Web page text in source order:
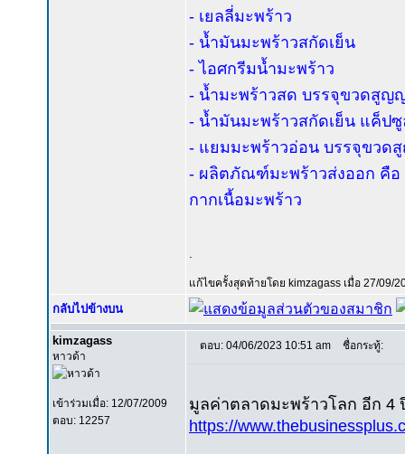
- เยลลี่มะพร้าว
- น้ำมันมะพร้าวสกัดเย็น
- ไอศกรีมน้ำมะพร้าว
- น้ำมะพร้าวสด บรรจุขวดสูญ
- น้ำมันมะพร้าวสกัดเย็น แค็ป
- แยมมะพร้าวอ่อน บรรจุขวด
- ผลิตภัณฑ์มะพร้าวส่งออก คือ
กากเนื้อมะพร้าว
แก้ไขครั้งสุดท้ายโดย kimzagass เมื่อ 27/09/
กลับไปข้างบน
kimzagass
หาวด้า
เข้าร่วมเมื่อ: 12/07/2009
ตอบ: 12257
ตอบ: 04/06/2023 10:51 am ชื่อกระทู้:
มูลค่าตลาดมะพร้าวโลก อีก 4
https://